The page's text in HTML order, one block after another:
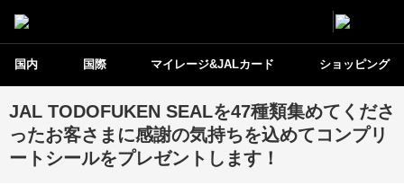
国内 国際 マイレージ&JALカード ショッピング
JAL TODOFUKEN SEALを47種類集めてくださ
ったお客さまに感謝の気持ちを込めてコンプリ
ートシールをプレゼントします！